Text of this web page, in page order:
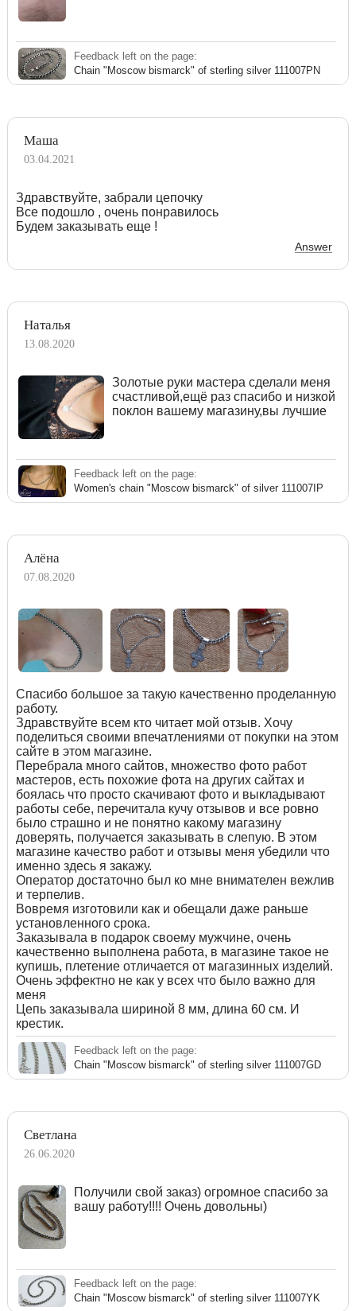
Feedback left on the page:
Chain "Moscow bismarck" of sterling silver 111007PN
Маша
03.04.2021
Здравствуйте, забрали цепочку
Все подошло , очень понравилось
Будем заказывать еще !
Answer
Наталья
13.08.2020
Золотые руки мастера сделали меня
счастливой,ещё раз спасибо и низкой
поклон вашему магазину,вы лучшие
Feedback left on the page:
Women's chain "Moscow bismarck" of silver 111007IP
Алёна
07.08.2020
Спасибо большое за такую качественно проделанную
работу.
Здравствуйте всем кто читает мой отзыв. Хочу
поделиться своими впечатлениями от покупки на этом
сайте в этом магазине.
Перебрала много сайтов, множество фото работ
мастеров, есть похожие фота на других сайтах и
боялась что просто скачивают фото и выкладывают
работы себе, перечитала кучу отзывов и все ровно
было страшно и не понятно какому магазину
доверять, получается заказывать в слепую. В этом
магазине качество работ и отзывы меня убедили что
именно здесь я закажу.
Оператор достаточно был ко мне внимателен вежлив
и терпелив.
Вовремя изготовили как и обещали даже раньше
установленного срока.
Заказывала в подарок своему мужчине, очень
качественно выполнена работа, в магазине такое не
купишь, плетение отличается от магазинных изделий.
Очень эффектно не как у всех что было важно для
меня
Цепь заказывала шириной 8 мм, длина 60 см. И
крестик.
Feedback left on the page:
Chain "Moscow bismarck" of sterling silver 111007GD
Светлана
26.06.2020
Получили свой заказ) огромное спасибо за
вашу работу!!!! Очень довольны)
Feedback left on the page:
Chain "Moscow bismarck" of sterling silver 111007YK